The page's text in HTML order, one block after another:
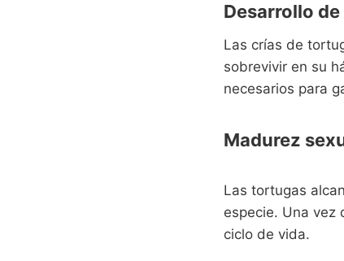
Desarrollo
Las crías de
sobrevivir en su
necesarios para
Madurez
Las tortugas
especie. Una vez
ciclo de vida.